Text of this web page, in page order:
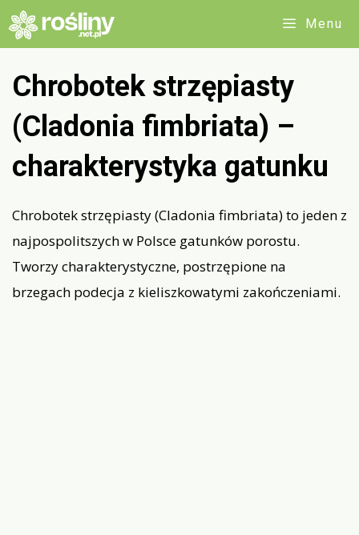
Przejdź
do
Menu
Chrobotek strzępiasty
(Cladonia fimbriata) –
charakterystyka gatunku
Chrobotek strzępiasty (Cladonia fimbriata) to jeden z
najpospolitszych w Polsce gatunków porostu.
Tworzy charakterystyczne, postrzępione na
brzegach podecja z kieliszkowatymi zakończeniami.